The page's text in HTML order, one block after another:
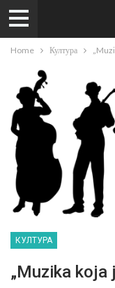
Home Култура
КУЛТУРА
„Muzika koja